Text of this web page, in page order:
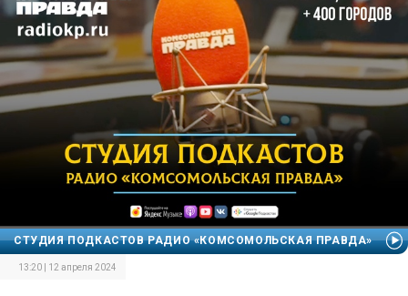
СТУДИЯ ПОДКАСТОВ РАДИО «КОМСОМОЛЬСКАЯ ПРАВДА»
13:20 | 12 апреля 2024